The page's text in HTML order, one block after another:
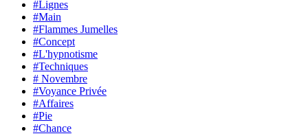
#Lignes
#Main
#Flammes Jumelles
#Concept
#L'hypnotisme
#Techniques
# Novembre
#Voyance Privée
#Affaires
#Pie
#Chance